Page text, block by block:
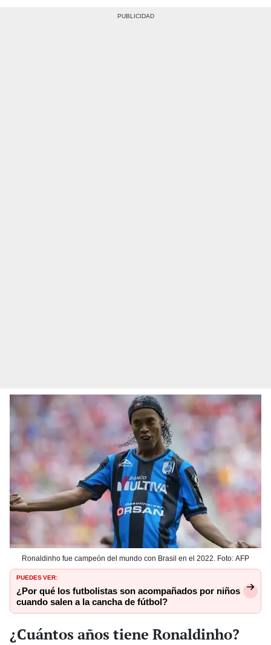
Ronaldinho fue campeón del mundo con Brasil en el 2022. Foto: AFP
PUEDES VER:
¿Por qué los futbolistas son acompañados por niños
cuando salen a la cancha de fútbol?
¿Cuántos años tiene Ronaldinho?